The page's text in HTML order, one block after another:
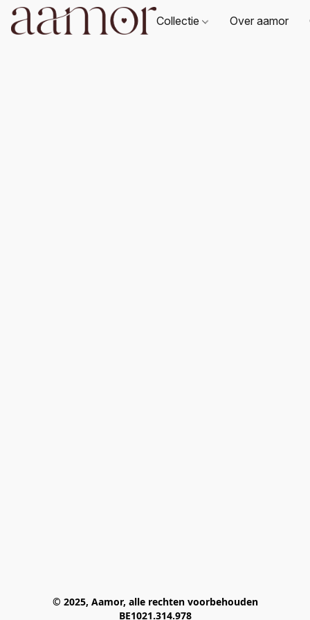
Collectie Over aamor
© 2025, Aamor, alle rechten voorbehouden
BE1021.314.978